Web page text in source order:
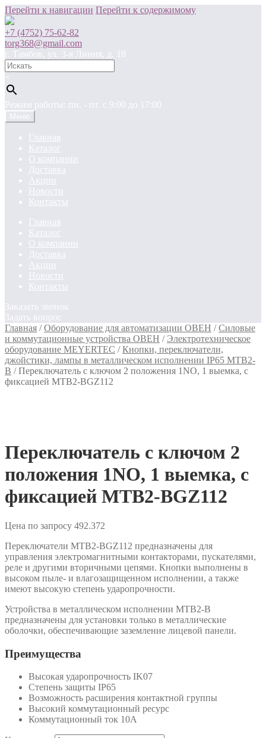
Перейти к навигации Перейти к содержимому
+7 (4752) 75-62-82
torg368@gmail.com
г. Тамбов, ул. 3-я Линия, д. 18
×
Режим работы: пн. - пт. c 9:00 до 17:00
Меню
Главная
Каталог
О компании
Доставка
Акции
Новости
Контакты
Главная
Каталог
О компании
Доставка
Акции
Новости
Контакты
Заказать звонок
Задать вопрос
Главная /Оборудование для автоматизации ОВЕН /Силовые
и коммутационные устройства ОВЕН / Электротехническое
оборудование MEYERTEC /Кнопки, переключатели,
джойстики, лампы в металлическом исполнении IP65 MTB2-
B /Переключатель с ключом 2 положения 1NO, 1 выемка, с
фиксацией MTB2-BGZ112
Переключатель с ключом 2
положения 1NO, 1 выемка, с
фиксацией MTB2-BGZ112
Цена по запросу 492.372
Переключатели MTB2-BGZ112 предназначены для
управления электромагнитными контакторами, пускателями,
реле и другими вторичными цепями. Кнопки выполнены в
высоком пыле- и влагозащищенном исполнении, а также
имеют высокую степень ударопрочности.
Устройства в металлическом исполнении MTB2-B
предназначены для установки только в металлические
оболочки, обеспечивающие заземление лицевой панели.
Преимущества
Высокая ударопрочность IK07
Степень защиты IP65
Возможность расширения контактной группы
Высокий коммутационный ресурс
Коммутационный ток 10А